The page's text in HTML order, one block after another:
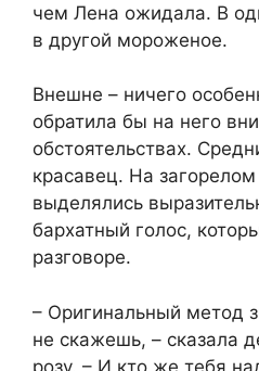
чем Лена ожидала. В
в другой мороженое.
Внешне – ничего
обратила бы на него
обстоятельствах.
красавец. На
выделялись
бархатный голос,
разговоре.
– Оригинальный метод
не скажешь, – сказала
розу. – И кто же тебя